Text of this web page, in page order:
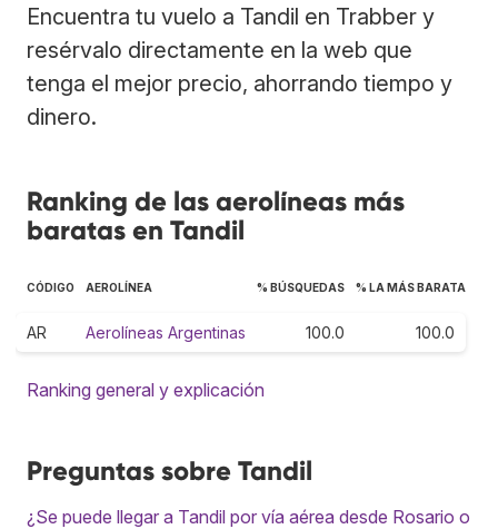
Encuentra tu vuelo a Tandil en Trabber y
resérvalo directamente en la web que
tenga el mejor precio, ahorrando tiempo y
dinero.
Ranking de las aerolíneas más
baratas en Tandil
CÓDIGO AEROLÍNEA % BÚSQUEDAS % LA MÁS BARATA
AR Aerolíneas Argentinas 100.0 100.0
Ranking general y explicación
Preguntas sobre Tandil
¿Se puede llegar a Tandil por vía aérea desde Rosario o